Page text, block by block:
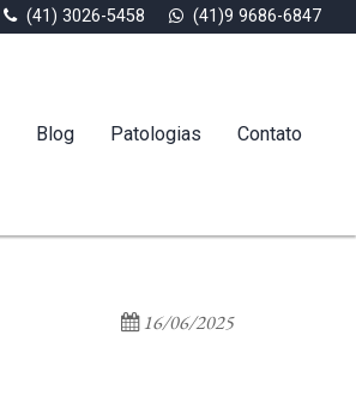
(41) 3026-5458 (41)9 9686-6847
Blog Patologias Contato
16/06/2025